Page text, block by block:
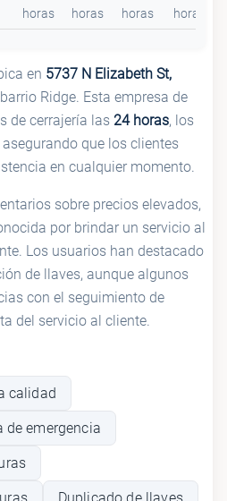
horas
horas
horas
horas
en 5737 N Elizabeth St,
Ridge. Esta empresa de
de cerrajería las 24 horas, los
asegurando que los clientes
en cualquier momento.
sobre precios elevados,
por brindar un servicio al
Los usuarios han destacado
de llaves, aunque algunos
con el seguimiento de
del servicio al cliente.
calidad
de emergencia